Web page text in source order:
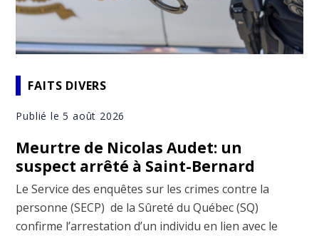
FAITS DIVERS
Publié le 5 août 2026
Meurtre de Nicolas Audet: un
suspect arrêté à Saint-Bernard
Le Service des enquêtes sur les crimes contre la
personne (SECP) de la Sûreté du Québec (SQ)
confirme l’arrestation d’un individu en lien avec le